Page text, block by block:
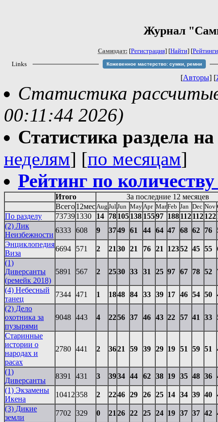
Журнал
Самиздат: [Регистрация] [Найти] [Рейтинги
Links
Кожевенное мастерство: сумки, ремни
[Авторы] [
Статистика
00:11:44 2026)
Статистика раздела
неделям] [по месяцам]
Рейтинг по
Итого
За последние 12 месяцев
Всего12мес Aug Jul Jun May Apr MarFeb Jan Dec Nov
По разделу 737391330 14 78105138 15597 188112112122
(2) Лик
Неизбежности
6333 608 9 3749 61 44 64 47 68 62 76
Энциклопедия
Виза
6694 571 2 21 30 21 76 21 12352 45 55
(1)
Диверсанты
(ремейк 2018)
5891 567 2 2530 33 31 25 97 67 78 52
(4) Небесный
танец
7344 471 1 1848 84 33 39 17 46 54 50
(2) Дело
охотника за
пузырями
9048 443 4 2256 37 46 43 22 57 41 33
Старинные
истории о
народах и
расах
2780 441 2 3621 59 39 29 19 51 59 51
(1)
Диверсанты
8391 431 3 3934 44 62 38 19 35 48 36
(1) Экзамены
Икена
10412358 2 2246 29 26 25 14 34 39 40
(3) Дикие
земли
7702 329 0 21 26 22 25 24 19 37 37 42